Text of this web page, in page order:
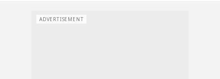
ADVERTISEMENT